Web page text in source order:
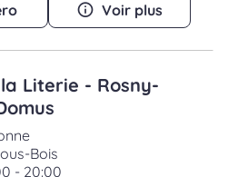
Voir plus
Literie - Rosny-
Bois
- 20:00